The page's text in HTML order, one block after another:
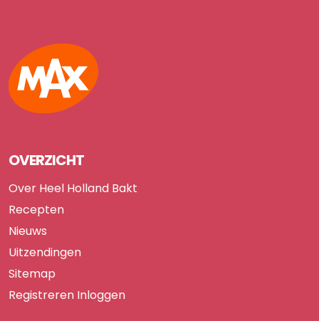
Max
OVERZICHT
Over Heel Holland Bakt
Recepten
Nieuws
Uitzendingen
Sitemap
Registreren Inloggen